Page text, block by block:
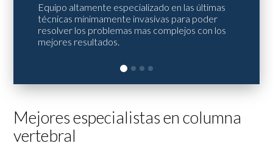
Equipo altamente especializado en las últimas
técnicas mínimamente invasivas para poder
resolver los problemas mas complejos con los
mejores resultados.
Mejores especialistas en columna
vertebral